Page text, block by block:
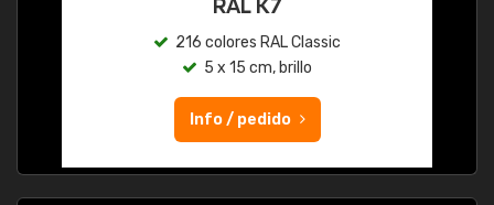
216 colores RAL Classic
5 x 15 cm, brillo
Info / pedido